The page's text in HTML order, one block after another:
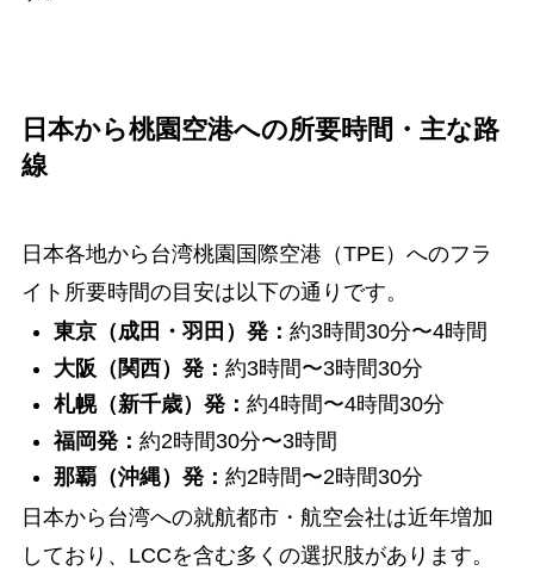
日本から桃園空港への所要時間・主な路
線
日本各地から台湾桃園国際空港（TPE）へのフラ
イト所要時間の目安は以下の通りです。
東京（成田・羽田）発： 約3時間30分〜4時間
大阪（関西）発： 約3時間〜3時間30分
札幌（新千歳）発： 約4時間〜4時間30分
福岡発： 約2時間30分〜3時間
那覇（沖縄）発： 約2時間〜2時間30分
日本から台湾への就航都市・航空会社は近年増加
しており、LCCを含む多くの選択肢があります。